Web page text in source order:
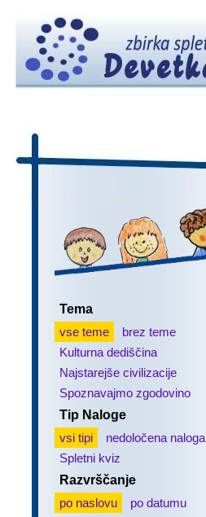
Tema
vse teme
brez teme
Kulturna dediščina
Najstarejše civilizacije
Spoznavajmo zgodovino
Tip Naloge
vsi tipi
nedoločena naloga
Spletni kviz
Razvrščanje
po naslovu
po datumu